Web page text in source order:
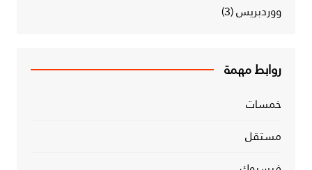
ووردبريس(3)
روابط مهمة
خمسات
مستقل